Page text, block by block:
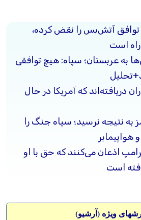
توافق آتش‌بس را نقض کرده،
راه است
به عربستان؛ سپاه: هیچ توافقی
دریافته‌اند که آمریکا در حال
به نتیجه نرسید؛ سپاه جنگ را
هواپیمابر
اذعان می‌کنند که حق با او
است
ویژه (آرشيو)